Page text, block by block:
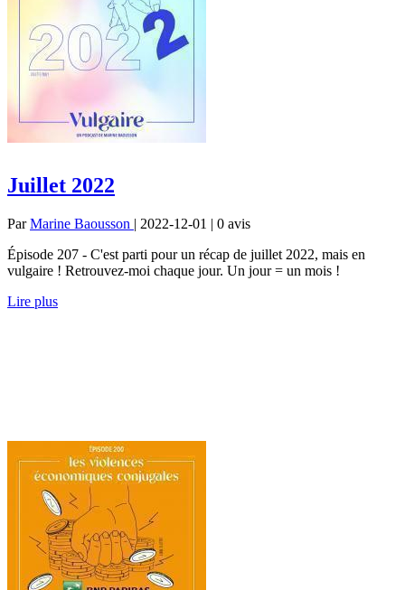
Juillet 2022
ParMarine Baousson | 2022-12-01 | 0 avis
Épisode 207 - C'est parti pour un récap de juillet 2022, mais en
vulgaire ! Retrouvez-moi chaque jour. Un jour = un mois !
Lire plus